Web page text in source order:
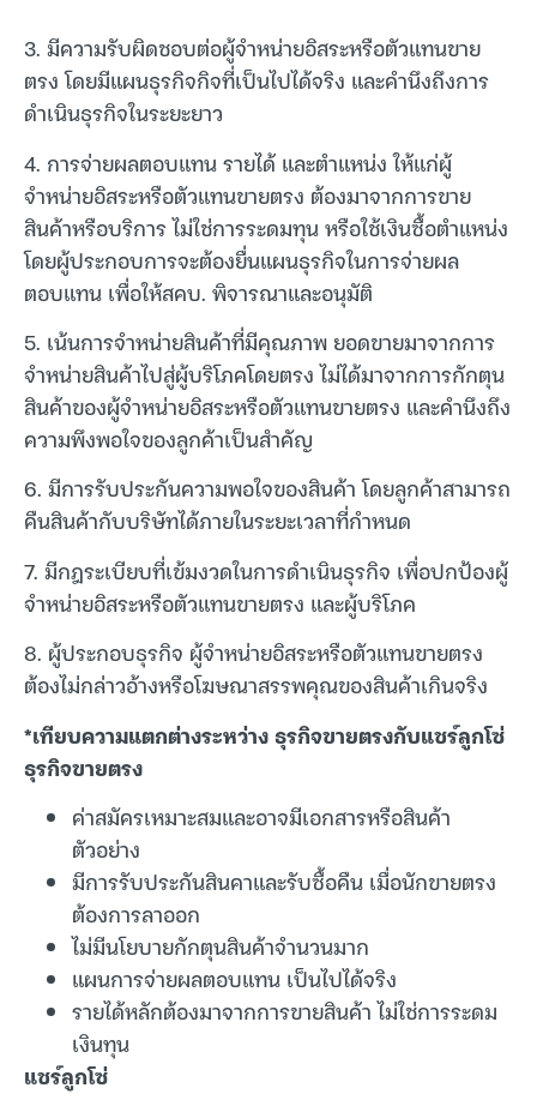
3. มีความรับผิดชอบต่อผู้จำหน่ายอิสระหรือตัวแทนขาย
ตรง โดยมีแผนธุรกิจกิจที่เป็นไปได้จริง และคำนึงถึงการ
ดำเนินธุรกิจในระยะยาว
4. การจ่ายผลตอบแทน รายได้ และตำแหน่ง ให้แก่ผู้
จำหน่ายอิสระหรือตัวแทนขายตรง ต้องมาจากการขาย
สินค้าหรือบริการ ไม่ใช่การระดมทุน หรือใช้เงินซื้อตำแหน่ง
โดยผู้ประกอบการจะต้องยื่นแผนธุรกิจในการจ่ายผล
ตอบแทน เพื่อให้สคบ. พิจารณาและอนุมัติ
5. เน้นการจำหน่ายสินค้าที่มีคุณภาพ ยอดขายมาจากการ
จำหน่ายสินค้าไปสู่ผู้บริโภคโดยตรง ไม่ได้มาจากการกักตุน
สินค้าของผู้จำหน่ายอิสระหรือตัวแทนขายตรง และคำนึงถึง
ความพึงพอใจของลูกค้าเป็นสำคัญ
6. มีการรับประกันความพอใจของสินค้า โดยลูกค้าสามารถ
คืนสินค้ากับบริษัทได้ภายในระยะเวลาที่กำหนด
7. มีกฎระเบียบที่เข้มงวดในการดำเนินธุรกิจ เพื่อปกป้องผู้
จำหน่ายอิสระหรือตัวแทนขายตรง และผู้บริโภค
8. ผู้ประกอบธุรกิจ ผู้จำหน่ายอิสระหรือตัวแทนขายตรง
ต้องไม่กล่าวอ้างหรือโฆษณาสรรพคุณของสินค้าเกินจริง
*เทียบความแตกต่างระหว่าง ธุรกิจขายตรงกับแชร์ลูกโซ่
ธุรกิจขายตรง
ค่าสมัครเหมาะสมและอาจมีเอกสารหรือสินค้า
ตัวอย่าง
มีการรับประกันสินคาและรับซื้อคืน เมื่อนักขายตรง
ต้องการลาออก
ไม่มีนโยบายกักตุนสินค้าจำนวนมาก
แผนการจ่ายผลตอบแทน เป็นไปได้จริง
รายได้หลักต้องมาจากการขายสินค้า ไม่ใช่การระดม
เงินทุน
แชร์ลูกโซ่